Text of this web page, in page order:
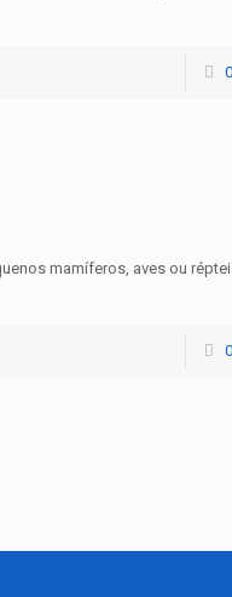
0
mamíferos, aves ou
0